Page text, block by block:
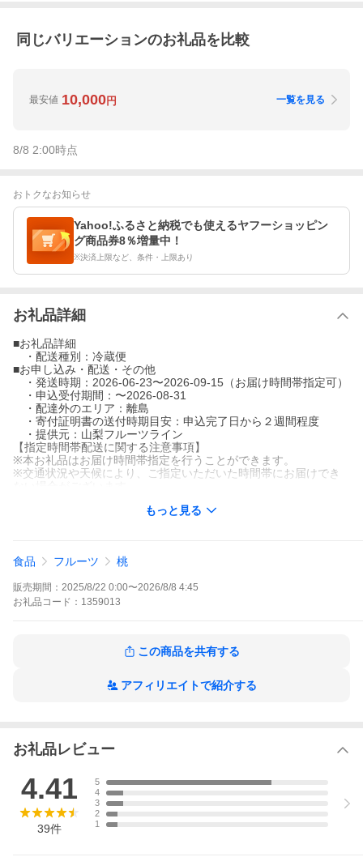
同じバリエーションのお礼品を比較
最安値 10,000円 一覧を見る
8/8 2:00時点
おトクなお知らせ
Yahoo!ふるさと納税でも使えるヤフーショッピン
グ商品券8％増量中！
※決済上限など、条件・上限あり
お礼品詳細
■お礼品詳細
・配送種別：冷蔵便
■お申し込み・配送・その他
・発送時期：2026-06-23〜2026-09-15（お届け時間帯指定可）
・申込受付期間：〜2026-08-31
・配達外のエリア：離島
・寄付証明書の送付時期目安：申込完了日から２週間程度
・提供元：山梨フルーツライン
【指定時間帯配送に関する注意事項】
※本お礼品はお届け時間帯指定を行うことができます。
※交通状況や天候により、ご指定いただいた時間帯にお届けでき
の逸品です!
●恵まれた大地、山梨市
2022年7月山梨市を含む山梨県峡東地域が世界農業遺産に認定さ
100%糖度センサー検査済の桃をお送りしています。
光センサーで糖度・形・大きさ・着色を機械で検査し、安心して
●大玉〜中玉を厳選して直送します
8玉入り 直径 約70mm以上 の物が入ります。
■お礼品の内容について
・朝もぎ直送『桃』[約2kg(5〜8玉)]
原産地:山梨県山梨市
もっと見る
食品 フルーツ 桃
販売期間： 2025/8/22 0:00〜2026/8/8 4:45
お礼品 コード： 1359013
この商品を共有する
アフィリエイトで紹介する
お礼品レビュー
4.41
39件
5
4
3
2
1